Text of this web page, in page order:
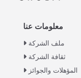
معلومات عنا
ملف الشركة
ثقافة الشركة
المؤهلات والجوائز